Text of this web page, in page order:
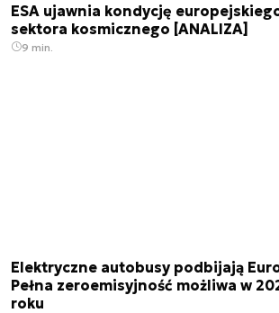
ESA ujawnia kondycję
sektora kosmicznego [ANALIZA]
9 min.
Elektryczne autobusy podbijają
Pełna zeroemisyjność możliwa w
roku